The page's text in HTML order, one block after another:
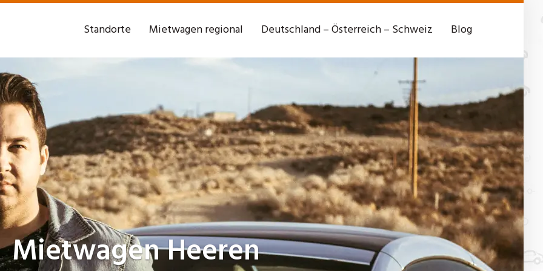
Standorte Mietwagen regional Deutschland – Österreich – Schweiz Blog
MietwagenHeeren